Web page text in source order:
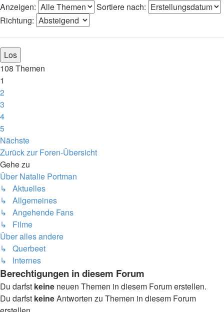
Anzeigen:
Sortiere nach:
Richtung:
108 Themen
1
2
3
4
5
Nächste
Zurück zur Foren-Übersicht
Gehe zu
Über Natalie Portman
↳ Aktuelles
↳ Allgemeines
↳ Angehende Fans
↳ Filme
Über alles andere
↳ Querbeet
↳ Internes
Berechtigungen in diesem Forum
Du darfst keine neuen Themen in diesem Forum erstellen.
Du darfst keineAntworten zu Themen in diesem Forum